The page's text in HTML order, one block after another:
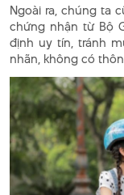
Ngoài ra, chúng ta
chứng nhận từ Bộ
định uy tín, tránh
nhãn, không có